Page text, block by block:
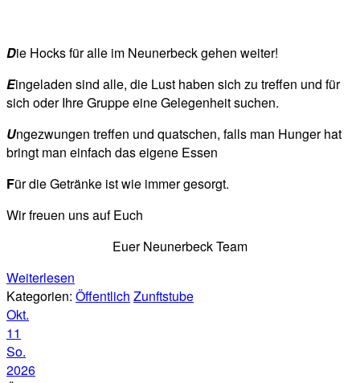
Die Hocks für alle im Neunerbeck gehen weiter!
Eingeladen sind alle, die Lust haben sich zu treffen und für
sich oder Ihre Gruppe eine Gelegenheit suchen.
Ungezwungen treffen und quatschen, falls man Hunger hat
bringt man einfach das eigene Essen
Für die Getränke ist wie immer gesorgt.
Wir freuen uns auf Euch
Euer Neunerbeck Team
Weiterlesen
Kategorien: Öffentlich Zunftstube
Okt.
11
So.
2026